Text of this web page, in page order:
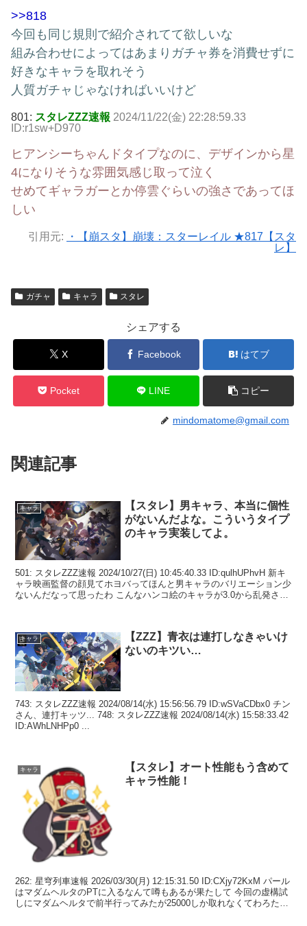
>>818
今回も同じ規則で紹介されてて欲しいな
組み合わせによってはあまりガチャ券を消費せずに
好きなキャラを取れそう
人質ガチャじゃなければいいけど
801: スタレZZZ速報 2024/11/22(金) 22:28:59.33
ID:r1sw+D970
ヒアンシーちゃんドタイプなのに、デザインから星
4になりそうな雰囲気感じ取って泣く
せめてギャラガーとか停雲ぐらいの強さであってほ
しい
引用元:
・【崩スタ】崩壊：スターレイル ★817【スタ
レ】
ガチャ キャラ スタレ
シェアする
X Facebook はてブ
Pocket LINE コピー
mindomatome@gmail.com
関連記事
キャラ
【スタレ】男キャラ、本当に個性
がないんだよな。こういうタイプ
のキャラ実装してよ。
501: スタレZZZ速報 2024/10/27(日) 10:45:40.33 ID:qulhUPhvH 新キ
ャラ映画監督の顔見てホヨバってほんと男キャラのバリエーション少
ないんだなって思ったわ こんなハンコ絵のキャラが3.0から乱発され
キャラ
【ZZZ】青衣は連打しなきゃいけ
ないのキツい…
743: スタレZZZ速報 2024/08/14(水) 15:56:56.79 ID:wSVaCDbx0 チン
さん、連打キッツ... 748: スタレZZZ速報 2024/08/14(水) 15:58:33.42
ID:AWhLNHPp0 ...
キャラ
【スタレ】オート性能もう含めて
キャラ性能！
262: 星穹列車速報 2026/03/30(月) 12:15:31.50 ID:CXjy72KxM パール
はマダムヘルタのPTに入るなんて噂もあるが果たして 今回の虚構試
しにマダムヘルタで前半行ってみたが25000しか取れなくてわろた